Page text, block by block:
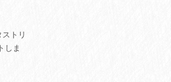
トリ
しま